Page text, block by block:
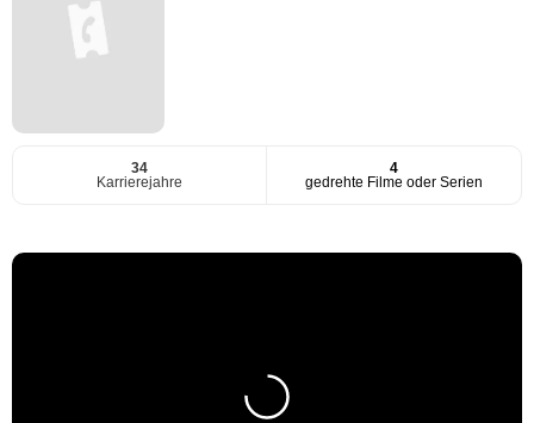
34
Karrierejahre
4
gedrehte Filme oder Serien